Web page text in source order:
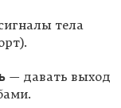
тела
— давать выход